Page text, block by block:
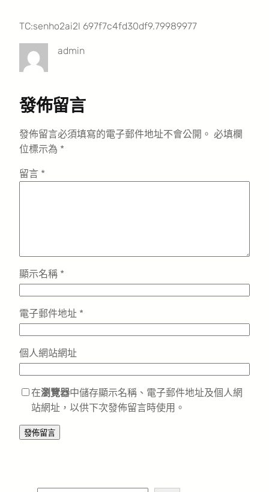
TC:senho2ai2l 697f7c4fd30df9.79989977
admin
發佈留言
發佈留言必須填寫的電子郵件地址不會公開。 必填欄
位標示為 *
留言 *
顯示名稱 *
電子郵件地址 *
個人網站網址
在瀏覽器中儲存顯示名稱、電子郵件地址及個人網
站網址，以供下次發佈留言時使用。